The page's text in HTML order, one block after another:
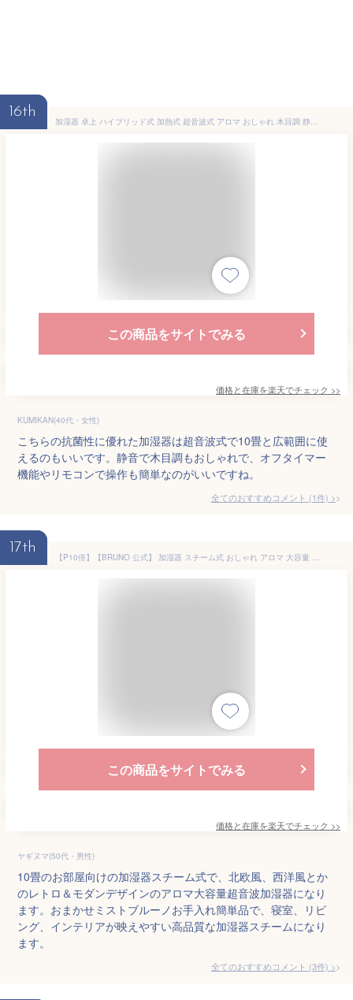
16th
加湿器 卓上 ハイブリッド式 加熱式 超音波式 アロマ おしゃれ 木目調 静音 パワフル加湿 大容量 4.5L 12h連続運転 10畳 節電モード 省エネ Ag抗菌 清潔 切タイマー リモコン付 乾燥 冬 HDK-35 アイリスオーヤマ *
この商品をサイトでみる
価格と在庫を楽天でチェック >>
KUMIKAN(40代・女性)
こちらの抗菌性に優れた加湿器は超音波式で10畳と広範囲に使
えるのもいいです。静音で木目調もおしゃれで、オフタイマー
機能やリモコンで操作も簡単なのがいいですね。
全てのおすすめコメント (1件) >
17th
【P10倍】【BRUNO 公式】 加湿器 スチーム式 おしゃれ アロマ 大容量 4L超音波加湿器 おまかせミスト ブルーノ 超音波式 大容量 4.0L お手入れ簡単 アロマ対応 花粉 ギフト プレゼント 寝室 リビング インテリア メッセージカード 対応 引っ越し祝い 入学祝い BOE139
この商品をサイトでみる
価格と在庫を楽天でチェック >>
ヤギヌマ(50代・男性)
10畳のお部屋向けの加湿器スチーム式で、北欧風、西洋風とか
のレトロ＆モダンデザインのアロマ大容量超音波加湿器になり
ます。おまかせミストブルーノお手入れ簡単品で、寝室、リビ
ング、インテリアが映えやすい高品質な加湿器スチームになり
ます。
全てのおすすめコメント (3件) >